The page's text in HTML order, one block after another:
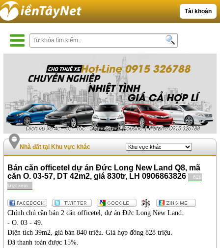
Tài khoản
Nhà đất tại Khu vực khác
Bán căn officetel dự án Đức Long New Land Q8, mã
căn O. 03-57, DT 42m2, giá 830tr, LH 0906863826
628
lượt xem
Chính chủ cần bán 2 căn officetel, dự án Đức Long New Land.
- O. 03 - 49.
Diện tích 39m2, giá bán 840 triệu. Giá hợp đồng 828 triệu.
Đã thanh toán được 15%.